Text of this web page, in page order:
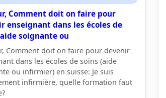
Comment doit on faire pour
enseignant dans les écoles de
soignante ou
Comment doit on faire pour devenir
dans les écoles de soins (aide
ou infirmier) en suisse: Je suis
infirmière, quelle formation faut